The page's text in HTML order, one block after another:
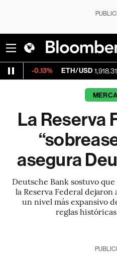
ETH/USD 1,918.315 -0.04%
La Reserva
asegura
Deutsche Bank sostuvo
la Reserva Federal
un nivel más expansivo
reglas